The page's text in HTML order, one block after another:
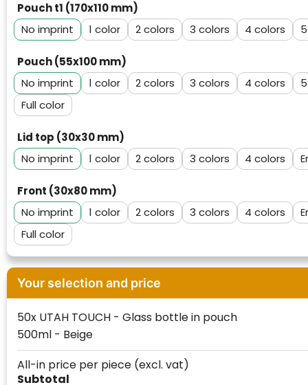
Pouch t1 (170x110 mm)
No imprint
1 2 3 4 5
Pouch (55x100 mm)
No imprint
1 2 3 4
5
Full color
Lid top (30x30 mm)
No imprint
1 2 3 4
Front (30x80 mm)
No imprint
1 2 3 4
Full color
Your selection and price
50x UTAH TOUCH - Glass bottle in pouch
500ml - Beige
Subtotal
All-in price per piece (excl. vat)
Klantenbeoordelingen laten zien hoe een
website in het algemeen aan de behoeften
Trustindex werkt samen met 137
beoordelingsplatforms om
websitebezoekers toegang te geven tot
echte, geverifieerde beoordelingen op één
plaats.
Trustindex meet voortdurend de
klanttevredenheid op basis van